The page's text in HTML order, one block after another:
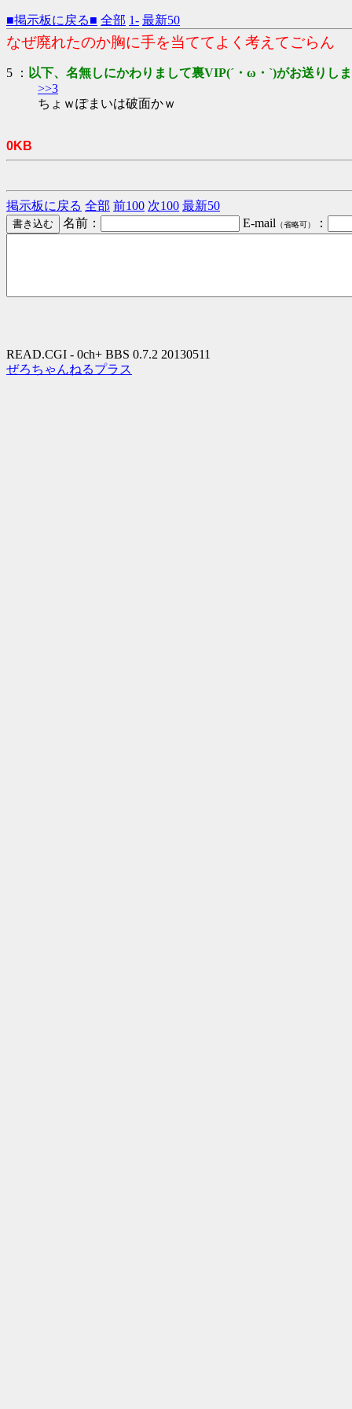
■掲示板に戻る■ 全部 1- 最新50
なぜ廃れたのか胸に手を当ててよく考えてごらん
5 ： 以下、名無しにかわりまして裏VIP(´・ω・`)がお送りし
>>3
ちょｗぽまいは破面かｗ
0KB
掲示板に戻る 全部 前100 次100 最新50
名前：
E-mail （省略可） ：
READ.CGI - 0ch+ BBS 0.7.2 20130511
ぜろちゃんねるプラス